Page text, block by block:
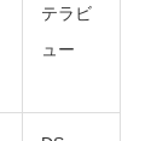
テラビ
ュー